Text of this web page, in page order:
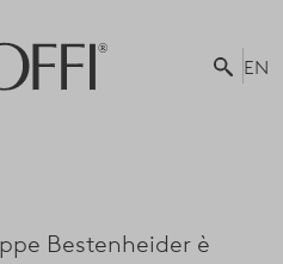
EN
Bestenheider è